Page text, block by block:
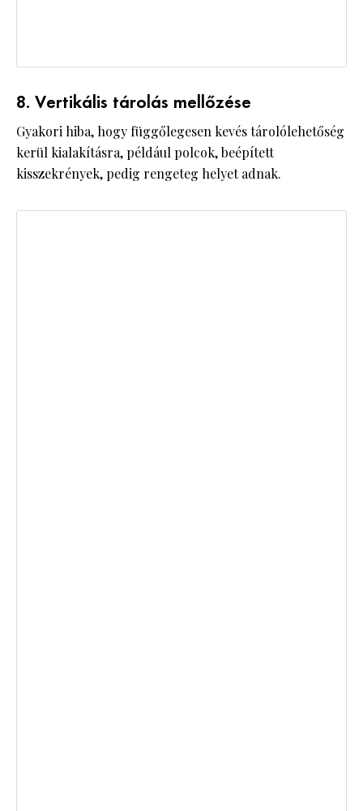
8. Vertikális tárolás mellőzése
Gyakori hiba, hogy függőlegesen kevés tárolólehetőség
kerül kialakításra, például polcok, beépített
kisszekrények, pedig rengeteg helyet adnak.